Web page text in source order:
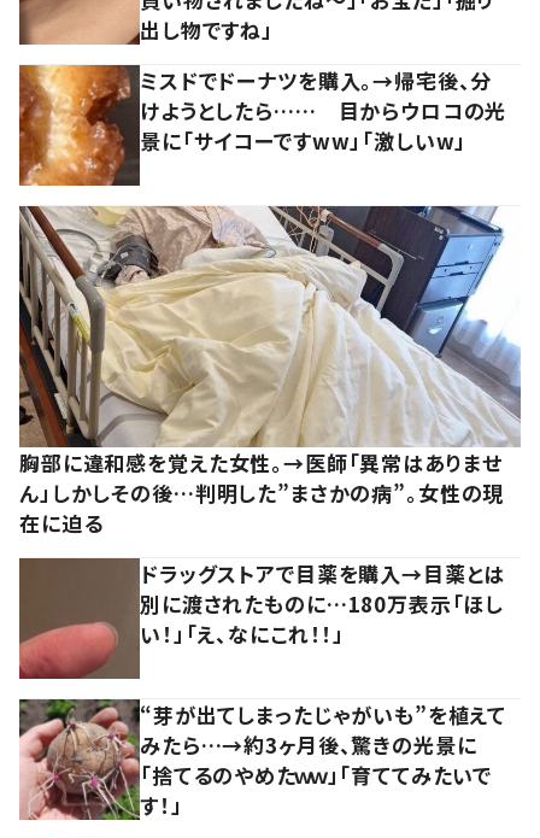
出し物ですね」
ミスドでドーナツを購入。→帰宅後、分
けようとしたら…… 目からウロコの光
景に「サイコーですww」「激しいw」
胸部に違和感を覚えた女性。→医師「異常はありませ
ん」しかしその後…判明した”まさかの病”。女性の現
在に迫る
ドラッグストアで目薬を購入→目薬とは
別に渡されたものに…180万表示「ほし
い！」「え、なにこれ！！」
“芽が出てしまったじゃがいも”を植えて
みたら…→約3ヶ月後、驚きの光景に
「捨てるのやめたｗｗ」「育ててみたいで
す！」